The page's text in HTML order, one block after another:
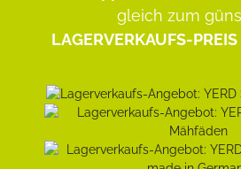
gleich zum
LAGERVERKAUFS-PREIS